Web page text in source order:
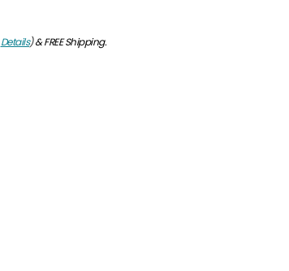
Details)&FREE Shipping.